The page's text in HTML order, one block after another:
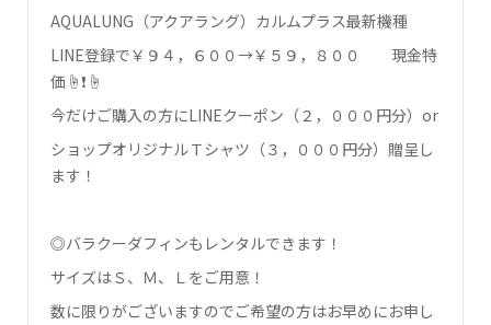
AQUALUNG（アクアラング）カルムプラス最新機種
LINE登録で￥９４，６００→￥５９，８００ 現金特
価☝❗☝
今だけご購入の方にLINEクーポン（２，０００円分）or
ショップオリジナルＴシャツ（３，０００円分）贈呈し
ます！
◎バラクーダフィンもレンタルできます！
サイズはＳ、Ｍ、Ｌをご用意！
数に限りがございますのでご希望の方はお早めにお申し